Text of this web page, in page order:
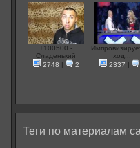
+100500 -
Сладенький
2748 | 2
ход...
2337 |
Теги по материалам